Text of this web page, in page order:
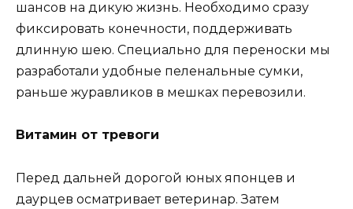
шансов на дикую жизнь. Необходимо сразу
фиксировать конечности, поддерживать
длинную шею. Специально для переноски мы
разработали удобные пеленальные сумки,
раньше журавликов в мешках перевозили.
Витамин от тревоги
Перед дальней дорогой юных японцев и
даурцев осматривает ветеринар. Затем